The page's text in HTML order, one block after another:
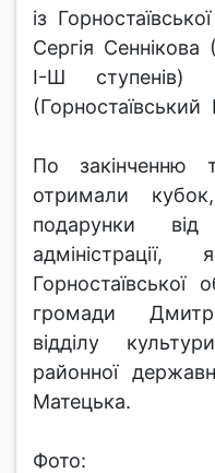
із
Сергія
І-Ш
По закінченню
отримали
подарунки від
Горностаївської
громади
відділу
районної
Матецька.
Фото: